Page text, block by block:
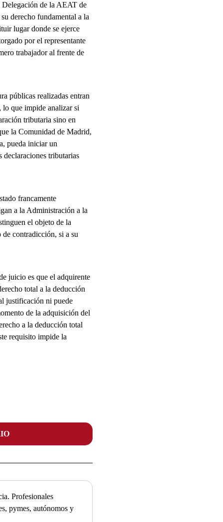
Delegación de la AEAT de
derecho fundamental a la
lugar donde se ejerce
por el representante
trabajador al frente de
públicas realizadas entran
lo que impide analizar si
tributaria sino en
la Comunidad de Madrid,
pueda iniciar un
tributarias
francamente
a la Administración a la
el objeto de la
de contradicción, si a su
juicio es que el adquirente
total a la deducción
justificación ni puede
de la adquisición del
a la deducción total
requisito impide la
Profesionales
pymes, autónomos y